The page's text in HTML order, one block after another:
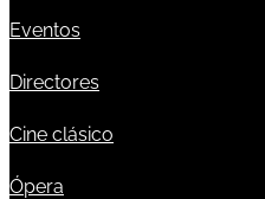
Eventos
Directores
Cine clásico
Ópera